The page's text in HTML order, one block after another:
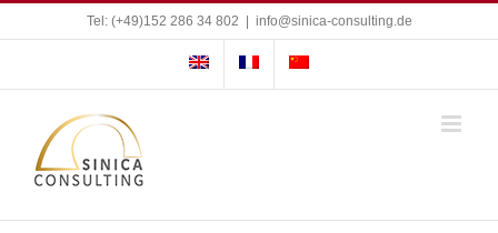
Tel: (+49)152 286 34 802 info@sinica-consulting.de